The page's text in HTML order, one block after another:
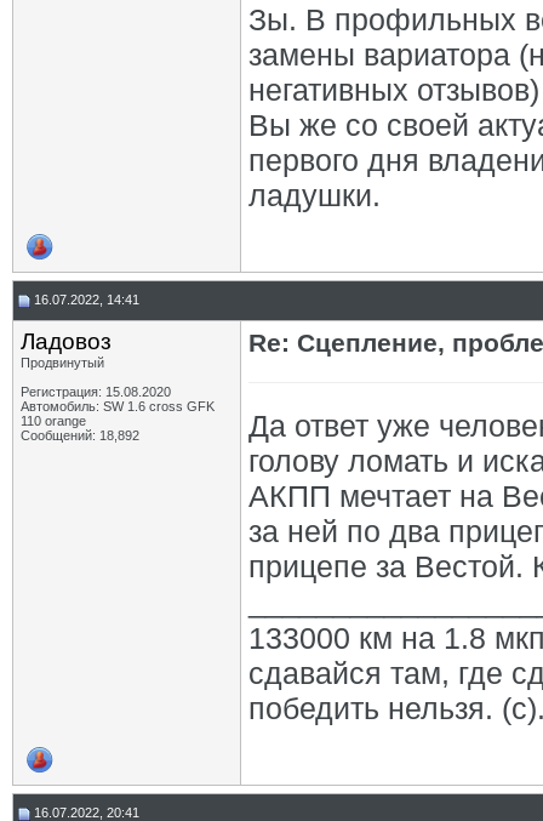
Зы. В профильных
замены вариатора
негативных
Вы же со своей
первого дня
ладушки.
16.07.2022, 14:41
Ладовоз
Продвинутый
Регистрация: 15.08.2020
Автомобиль: SW 1.6 cross GFK
110 orange
Сообщений: 18,892
Re: Сцепление,
Да ответ уже
голову ломать и
АКПП мечтает на
за ней по два
прицепе за Вестой.
133000 км на 1.8
сдавайся там, где
победить нельзя.
16.07.2022, 20:41